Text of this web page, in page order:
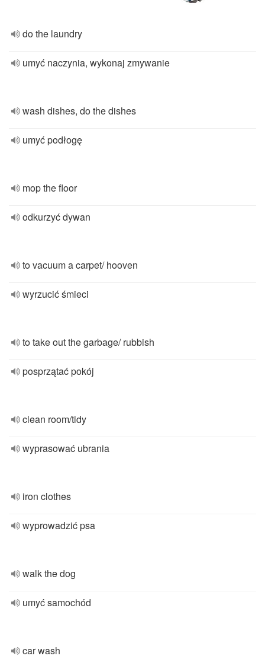
do the laundry
umyć naczynia, wykonaj zmywanie
wash dishes, do the dishes
umyć podłogę
mop the floor
odkurzyć dywan
to vacuum a carpet/ hooven
wyrzucić śmieci
to take out the garbage/ rubbish
posprzątać pokój
clean room/tidy
wyprasować ubrania
iron clothes
wyprowadzić psa
walk the dog
umyć samochód
car wash